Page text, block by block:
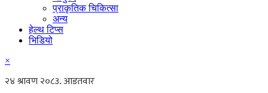
प्राकृतिक चिकित्सा
अन्य
हेल्थ टिप्स
भिडियो
×